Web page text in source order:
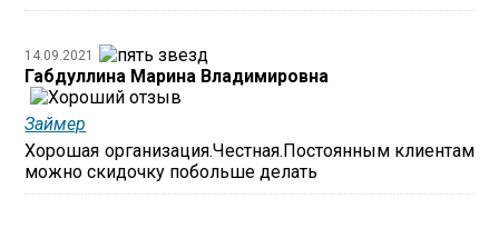
14.09.2021
Габдуллина Марина Владимировна
Займер
Хорошая организация.Честная.Постоянным клиентам
можно скидочку побольше делать